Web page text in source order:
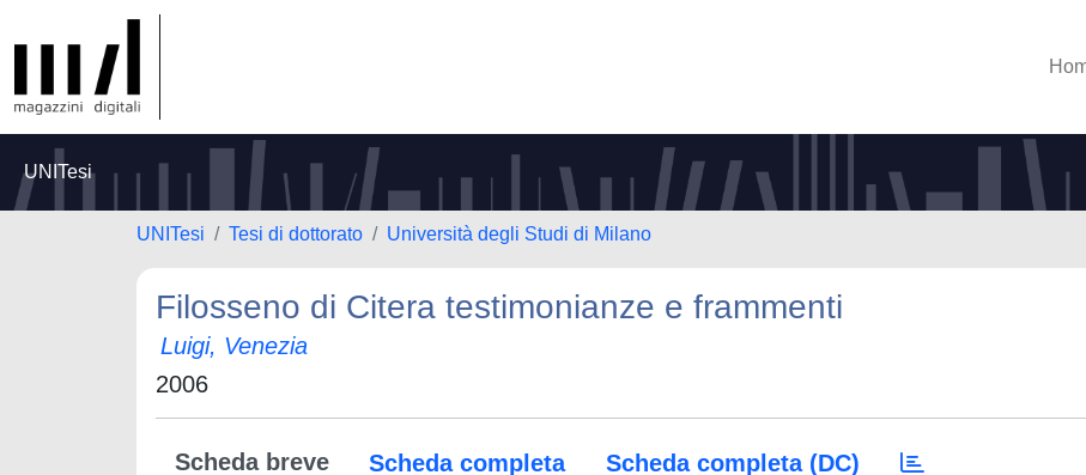
UNITesi
UNITesi Tesi di dottorato Università degli Studi di Milano
Filosseno di Citera testimonianze e frammenti
Luigi, Venezia
2006
Scheda breve Scheda completa Scheda completa (DC)